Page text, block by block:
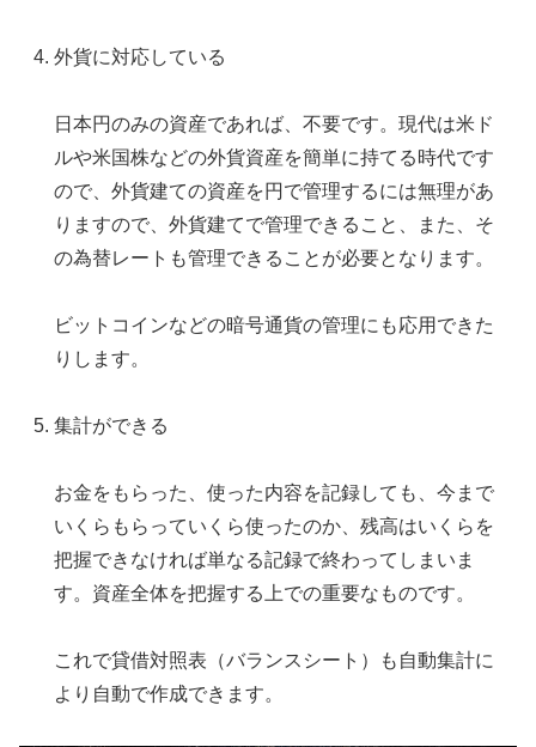
外貨に対応している
日本円のみの資産であれば、不要です。現代は米ド
ルや米国株などの外貨資産を簡単に持てる時代です
ので、外貨建ての資産を円で管理するには無理があ
りますので、外貨建てで管理できること、また、そ
の為替レートも管理できることが必要となります。
ビットコインなどの暗号通貨の管理にも応用できた
りします。
集計ができる
お金をもらった、使った内容を記録しても、今まで
いくらもらっていくら使ったのか、残高はいくらを
把握できなければ単なる記録で終わってしまいま
す。資産全体を把握する上での重要なものです。
これで貸借対照表（バランスシート）も自動集計に
より自動で作成できます。